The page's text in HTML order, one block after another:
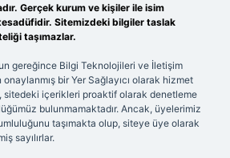
Gerçek kurum ve kişiler ile isim
Sitemizdeki bilgiler taslak
taşımazlar.
gereğince Bilgi Teknolojileri ve İletişim
bir Yer Sağlayıcı olarak hizmet
sitedeki içerikleri proaktif olarak denetleme
bulunmamaktadır. Ancak, üyelerimiz
taşımakta olup, siteye üye olarak
sayılırlar.